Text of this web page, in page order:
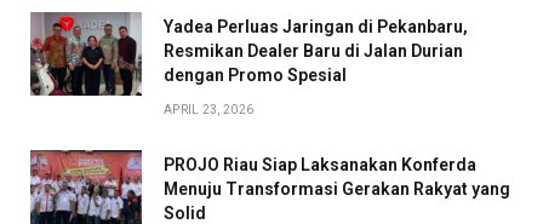
Yadea Perluas Jaringan di Pekanbaru,
Resmikan Dealer Baru di Jalan Durian
dengan Promo Spesial
APRIL 23, 2026
PROJO Riau Siap Laksanakan Konferda
Menuju Transformasi Gerakan Rakyat yang
Solid